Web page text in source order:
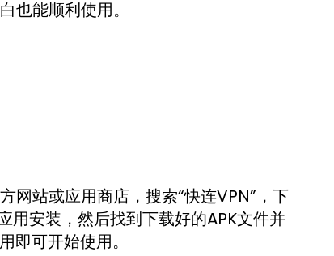
也能顺利使用。
站或应用商店，搜索“快连VPN”，下
用安装，然后找到下载好的APK文件并
即可开始使用。